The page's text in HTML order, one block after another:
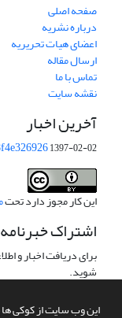
این وب سایت از کوکی ها
صفحه اصلی
درباره نشریه
اعضای هیات تحریریه
ارسال مقاله
تماس با ما
نقشه سایت
آخرین اخبار
1397-02-02
این کار مجوز دارد تحت
اشتراک خبرنامه
برای دریافت اخبار و
شوید.